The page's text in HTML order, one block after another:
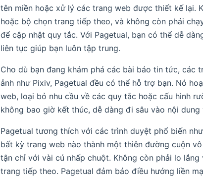
tên miền hoặc xử lý các trang web được thiết kế lại.
hoặc bộ chọn trang tiếp theo, và không còn phải
để cập nhật quy tắc. Với Pagetual, bạn có thể dễ
liên tục giúp bạn luôn tập trung.
Cho dù bạn đang khám phá các bài báo tin tức, các
ảnh như Pixiv, Pagetual đều có thể hỗ trợ bạn. Nó
web, loại bỏ nhu cầu về các quy tắc hoặc cấu hình
không bao giờ kết thúc, dễ dàng đi sâu vào nội
Pagetual tương thích với các trình duyệt phổ biến
bất kỳ trang web nào thành một thiên đường cuộn
tận chỉ với vài cú nhấp chuột. Không còn phải lo
trang tiếp theo. Pagetual đảm bảo điều hướng liền